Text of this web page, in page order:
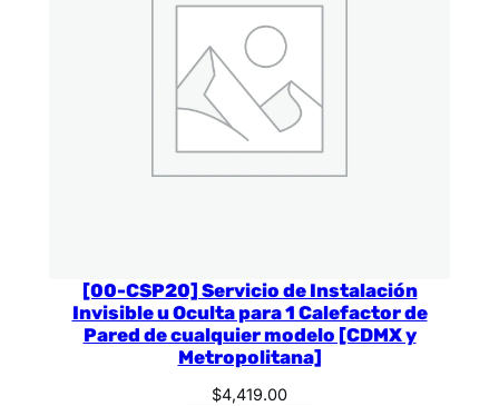
[00-CSP20] Servicio de Instalación
Invisible u Oculta para 1 Calefactor de
Pared de cualquier modelo [CDMX y
Metropolitana]
$4,419.00